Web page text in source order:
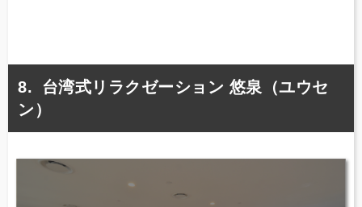
台湾式リラクゼーション 悠泉（ユウセ
ン）